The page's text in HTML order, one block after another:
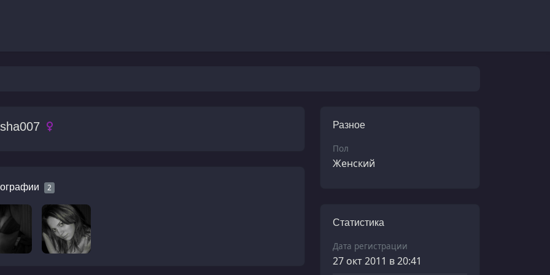
2
Разное
Пол
Женский
Статистика
Дата регистрации
27 окт 2011 в 20:41